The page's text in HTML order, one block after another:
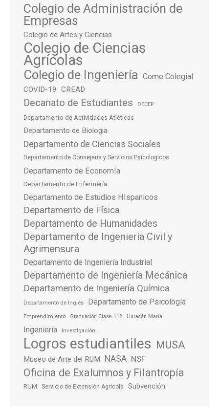
Colegio de Administración de
Empresas
Colegio de Artes y Ciencias
Colegio de Ciencias
Agrícolas
Colegio de Ingeniería Come Colegial
COVID-19 CREAD
Decanato de Estudiantes DECEP
Departamento de Actividades Atléticas
Departamento de Biologia
Departamento de Ciencias Sociales
Departamento de Consejeria y Servicios Psicologicos
Departamento de Economía
Departamento de Enfermería
Departamento de Estudios HIspanicos
Departamento de Física
Departamento de Humanidades
Departamento de Ingeniería Civil y
Agrimensura
Departamento de Ingeniería Industrial
Departamento de Ingeniería Mecánica
Departamento de Ingeniería Química
Departamento de Inglés Departamento de Psicología
Emprendimiento Graduación Clase 112 Huracán María
Ingeniería Investigación
Logros estudiantiles MUSA
Museo de Arte del RUM NASA NSF
Oficina de Exalumnos y Filantropía
RUM Servicio de Extensión Agrícola Subvención